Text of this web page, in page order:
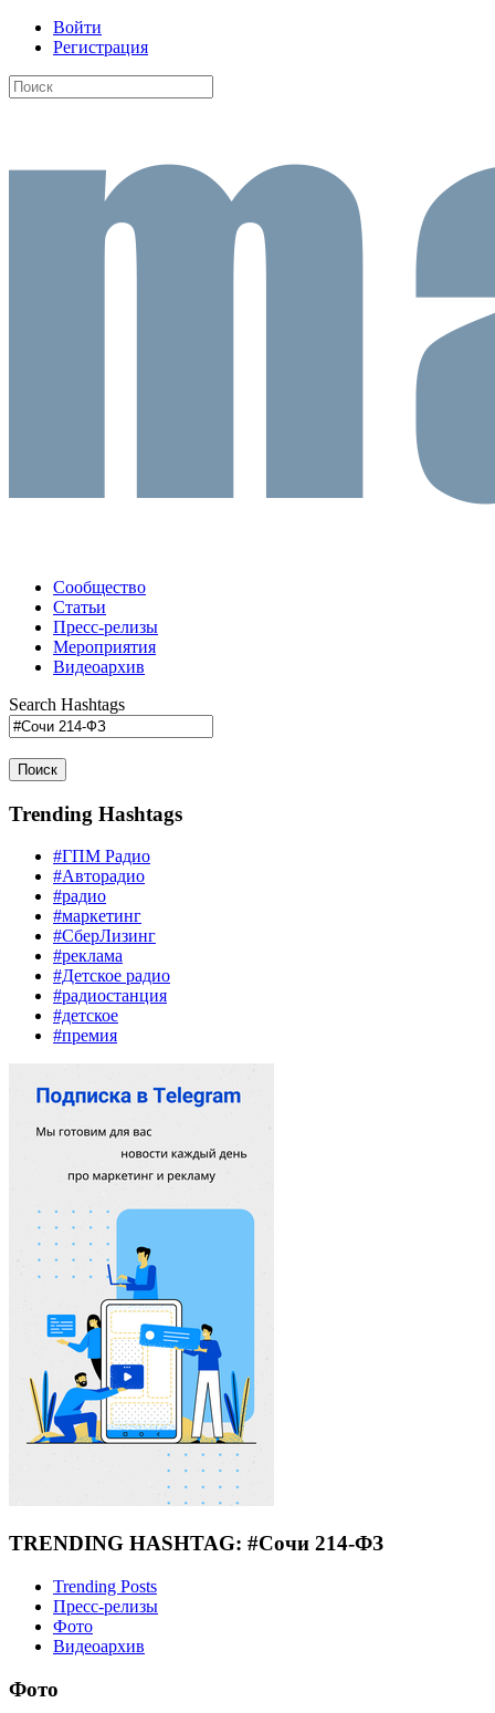
Войти
Регистрация
Сообщество
Статьи
Пресс-релизы
Мероприятия
Видеоархив
Search Hashtags
Поиск
Trending Hashtags
#ГПМ Радио
#Авторадио
#радио
#маркетинг
#СберЛизинг
#реклама
#Детское радио
#радиостанция
#детское
#премия
TRENDING HASHTAG: #Сочи 214-ФЗ
Trending Posts
Пресс-релизы
Фото
Видеоархив
Фото